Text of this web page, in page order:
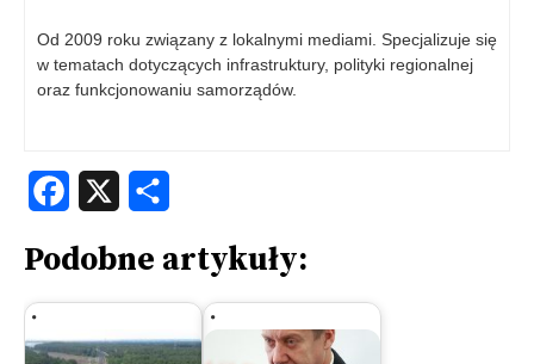
Od 2009 roku związany z lokalnymi mediami. Specjalizuje się
w tematach dotyczących infrastruktury, polityki regionalnej
oraz funkcjonowaniu samorządów.
Facebook
Podobne artykuły: